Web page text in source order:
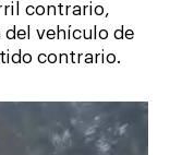
contrario,
vehículo de
contrario.